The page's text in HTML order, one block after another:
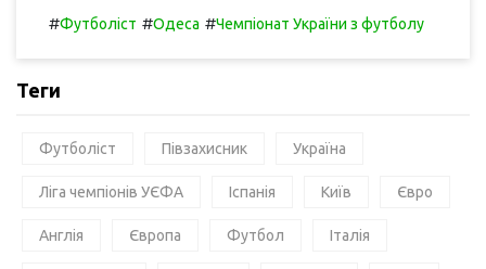
#Футболіст #Одеса #Чемпіонат України з футболу
Теги
Футболіст Півзахисник Україна
Ліга чемпіонів УЄФА Іспанія Київ Євро
Англія Європа Футбол Італія